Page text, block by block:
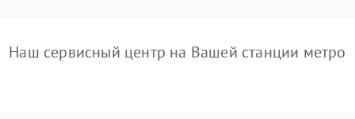
Наш сервисный центр на Вашей станции метро